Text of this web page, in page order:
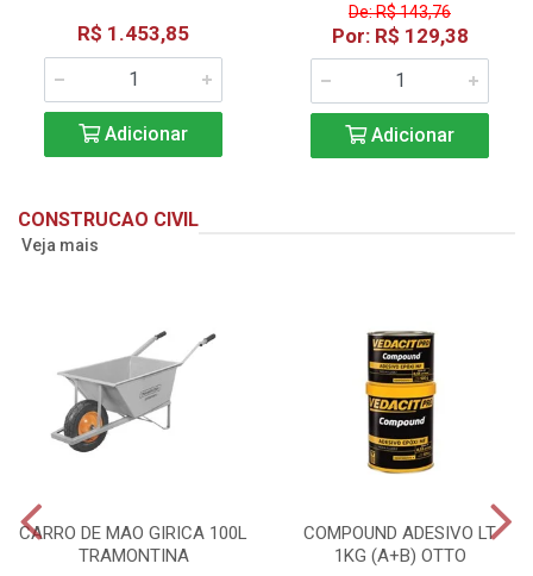
R$ 1.453,85
Adicionar
De: R$ 143,76
Por: R$ 129,38
Adicionar
CONSTRUCAO CIVIL
Veja mais
CARRO DE MAO GIRICA 100L
TRAMONTINA
COMPOUND ADESIVO LT
1KG (A+B) OTTO